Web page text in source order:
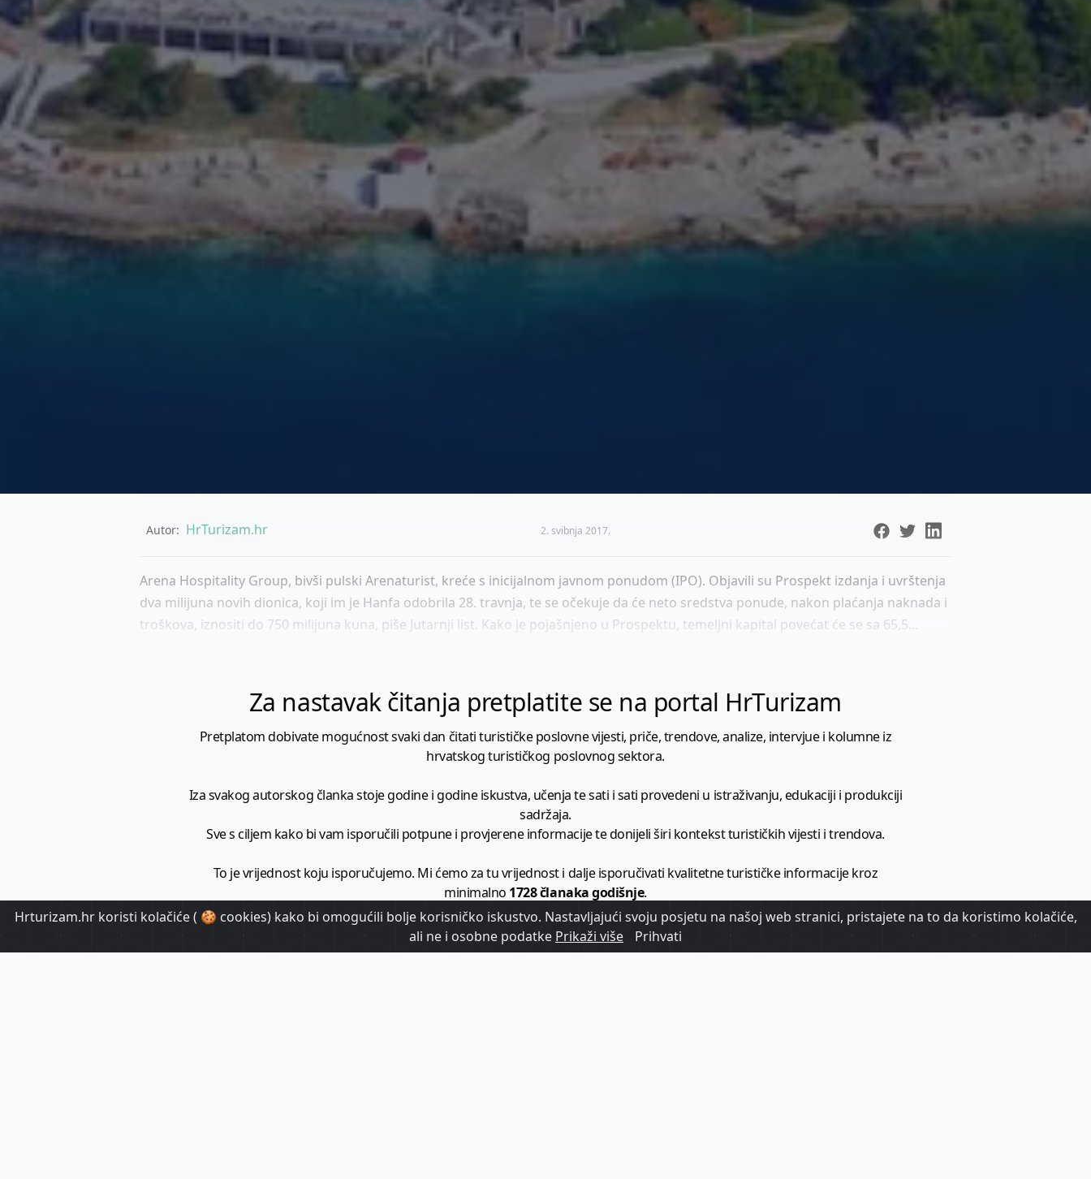
Autor: HrTurizam.hr 2. svibnja 2017.
Arena Hospitality Group, bivši pulski Arenaturist, kreće s inicijalnom javnom ponudom (IPO). Objavili su Prospekt izdanja i uvrštenja
dva milijuna novih dionica, koji im je Hanfa odobrila 28. travnja, te se očekuje da će neto sredstva ponude, nakon plaćanja naknada i
troškova, iznositi do 750 milijuna kuna, piše Jutarnji list. Kako je pojašnjeno u Prospektu, temeljni kapital povećat će se sa 65,5...
Za nastavak čitanja pretplatite se na portal HrTurizam
Pretplatom dobivate mogućnost svaki dan čitati turističke poslovne vijesti, priče, trendove, analize, intervjue i kolumne iz
hrvatskog turističkog poslovnog sektora.
Iza svakog autorskog članka stoje godine i godine iskustva, učenja te sati i sati provedeni u istraživanju, edukaciji i produkciji
sadržaja.
Sve s ciljem kako bi vam isporučili potpune i provjerene informacije te donijeli širi kontekst turističkih vijesti i trendova.
To je vrijednost koju isporučujemo. Mi ćemo za tu vrijednost i dalje isporučivati kvalitetne turističke informacije kroz
minimalno 1728 članaka godišnje.
HrTurizam - vaš izvor informacija iz poslovnog svijeta hrvatskog turizma.
Hrturizam.hr koristi kolačiće ( 🍪 cookies) kako bi omogućili bolje korisničko iskustvo. Nastavljajući svoju posjetu na našoj web stranici, pristajete na to da koristimo kolačiće,
ali ne i osobne podatke Prikaži više Prihvati